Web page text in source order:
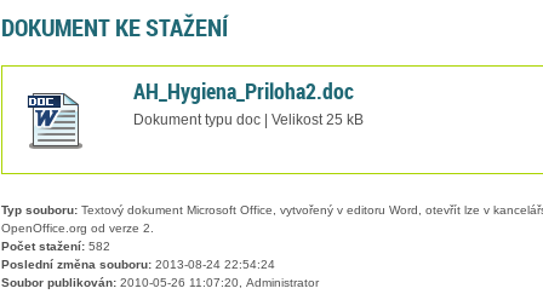
DOKUMENT KE STAŽENÍ
AH_Hygiena_Priloha2.doc
Dokument typu doc | Velikost 25 kB
Typ souboru:Textový dokument Microsoft Office, vytvořený v editoru Word, otevřít lze v
OpenOffice.org od verze 2.
Počet stažení:582
Poslední změna souboru:2013-08-24 22:54:24
Soubor publikován:2010-05-26 11:07:20, Administrator